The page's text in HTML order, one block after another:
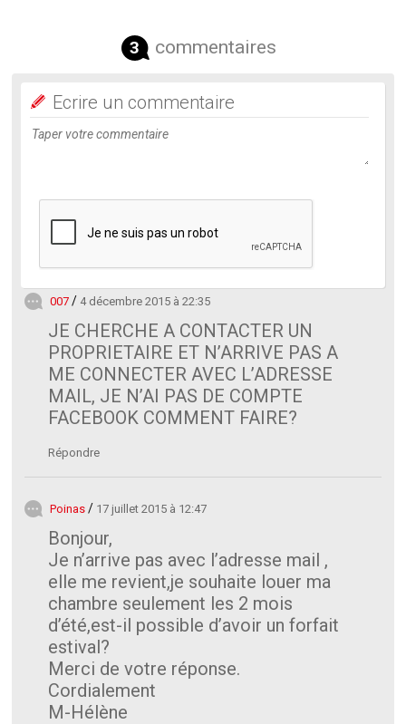
3 commentaires
Ecrire un commentaire
007 4 décembre 2015 à 22:35
JE CHERCHE A CONTACTER UN
PROPRIETAIRE ET N’ARRIVE PAS A
ME CONNECTER AVEC L’ADRESSE
MAIL, JE N’AI PAS DE COMPTE
FACEBOOK COMMENT FAIRE?
Répondre
Poinas 17 juillet 2015 à 12:47
Bonjour,
Je n’arrive pas avec l’adresse mail ,
elle me revient,je souhaite louer ma
chambre seulement les 2 mois
d’été,est-il possible d’avoir un forfait
estival?
Merci de votre réponse.
Cordialement
M-Hélène